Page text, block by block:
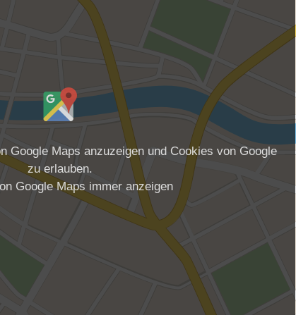
Google Maps anzuzeigen und Cookies von Google
zu erlauben.
Google Maps immer anzeigen